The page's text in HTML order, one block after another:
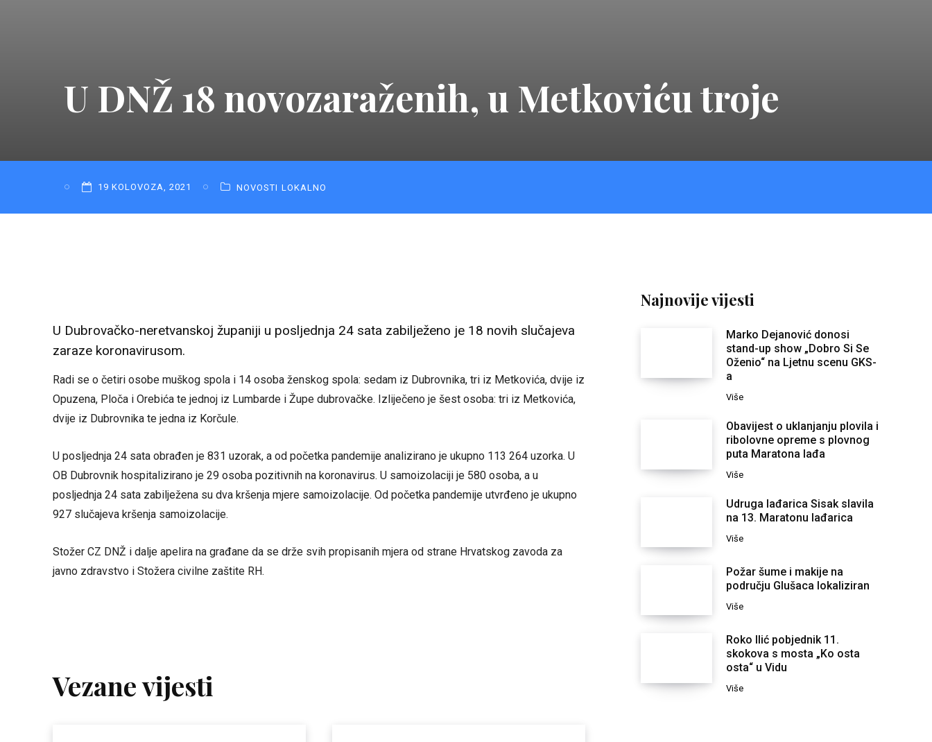
U DNŽ 18 novozaraženih, u Metkoviću troje
19 KOLOVOZA, 2021 NOVOSTI LOKALNO
U Dubrovačko-neretvanskoj županiji u posljednja 24 sata zabilježeno je 18 novih slučajeva
zaraze koronavirusom.
Radi se o četiri osobe muškog spola i 14 osoba ženskog spola: sedam iz Dubrovnika, tri iz Metkovića, dvije iz
Opuzena, Ploča i Orebića te jednoj iz Lumbarde i Župe dubrovačke. Izliječeno je šest osoba: tri iz Metkovića,
dvije iz Dubrovnika te jedna iz Korčule.
U posljednja 24 sata obrađen je 831 uzorak, a od početka pandemije analizirano je ukupno 113 264 uzorka. U
OB Dubrovnik hospitalizirano je 29 osoba pozitivnih na koronavirus. U samoizolaciji je 580 osoba, a u
posljednja 24 sata zabilježena su dva kršenja mjere samoizolacije. Od početka pandemije utvrđeno je ukupno
927 slučajeva kršenja samoizolacije.
Stožer CZ DNŽ i dalje apelira na građane da se drže svih propisanih mjera od strane Hrvatskog zavoda za
javno zdravstvo i Stožera civilne zaštite RH.
Vezane vijesti
Najnovije vijesti
Marko Dejanović donosi
stand-up show „Dobro Si Se
Oženio“ na Ljetnu scenu GKS-
a
Više
Obavijest o uklanjanju plovila i
ribolovne opreme s plovnog
puta Maratona lađa
Više
Udruga lađarica Sisak slavila
na 13. Maratonu lađarica
Više
Požar šume i makije na
području Glušaca lokaliziran
Više
Roko Ilić pobjednik 11.
skokova s mosta „Ko osta
osta“ u Vidu
Više